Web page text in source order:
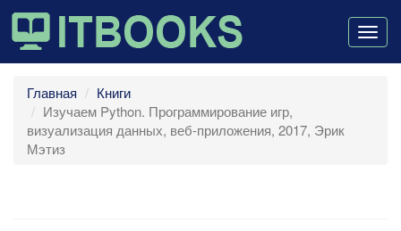
Главная
Книги
Изучаем Python. Программирование игр,
визуализация данных, веб-приложения, 2017, Эрик
Мэтиз